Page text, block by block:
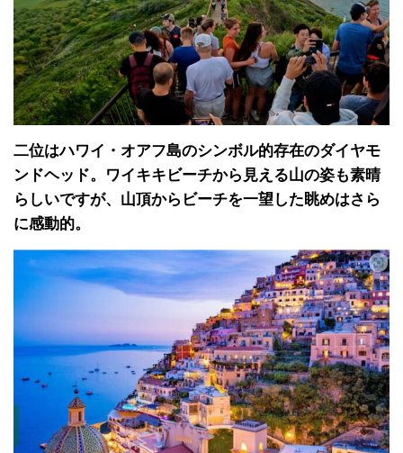
二位はハワイ・オアフ島のシンボル的存在のダイヤモ
ンドヘッド。ワイキキビーチから見える山の姿も素晴
らしいですが、山頂からビーチを一望した眺めはさら
に感動的。